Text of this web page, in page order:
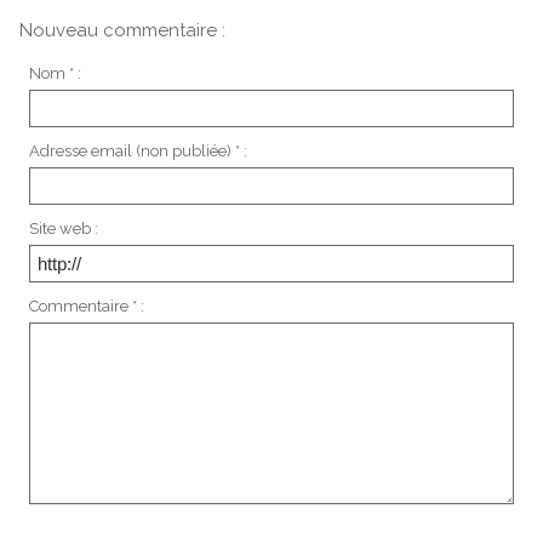
Nouveau commentaire :
Nom * :
Adresse email (non publiée) * :
Site web :
Commentaire * :